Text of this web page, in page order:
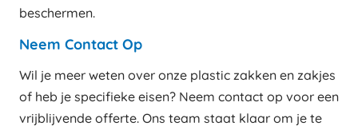
beschermen.
Neem Contact Op
Wil je meer weten over onze plastic zakken en zakjes
of heb je specifieke eisen? Neem contact op voor een
vrijblijvende offerte. Ons team staat klaar om je te